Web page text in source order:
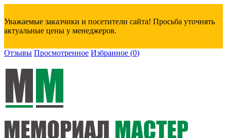
Уважаемые заказчики и посетители сайта! Просьба уточнять
актуальные цены у менеджеров.
Отзывы Просмотренное Избранное (0)